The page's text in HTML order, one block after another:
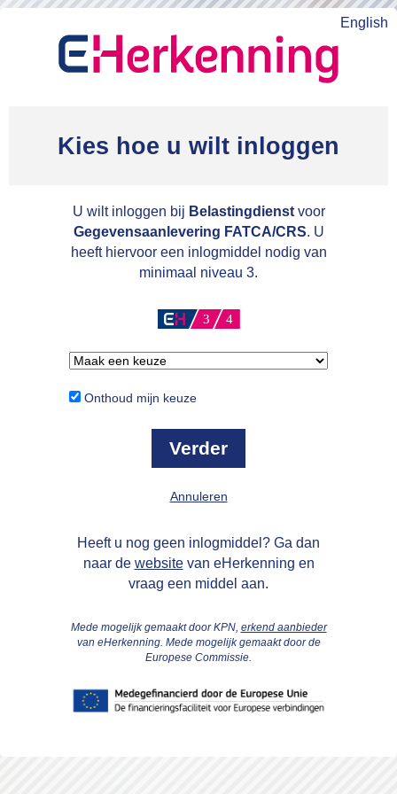
English
Kies hoe u wilt inloggen
U wilt inloggen bij Belastingdienst voor
Gegevensaanlevering FATCA/CRS. U
heeft hiervoor een inlogmiddel nodig van
minimaal niveau 3.
Onthoud mijn keuze
Annuleren
Heeft u nog geen inlogmiddel? Ga dan
naar de websitevan eHerkenning en
vraag een middel aan.
Mede mogelijk gemaakt door KPN, erkend aanbieder
van eHerkenning. Mede mogelijk gemaakt door de
Europese Commissie.